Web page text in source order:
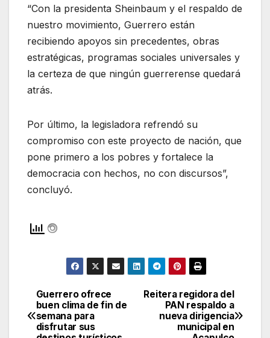
“Con la presidenta Sheinbaum y el respaldo de
nuestro movimiento, Guerrero están
recibiendo apoyos sin precedentes, obras
estratégicas, programas sociales universales y
la certeza de que ningún guerrerense quedará
atrás.
Por último, la legisladora refrendó su
compromiso con este proyecto de nación, que
pone primero a los pobres y fortalece la
democracia con hechos, no con discursos”,
concluyó.
Navegación
de
Reitera regidora del
PAN respaldo a
nueva dirigencia
municipal en
Guerrero ofrece
buen clima de fin de
semana para
disfrutar sus